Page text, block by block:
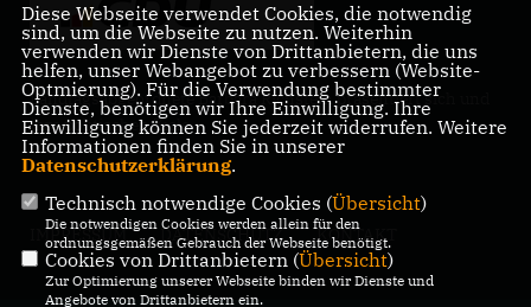
Landtagsabgeordnete Barbara Richstein präsentiert sich und
ihre politischen Ziele.
IMPRESSUM DATENSCHUTZ KONTAKT
Diese Webseite verwendet Cookies, die notwendig
sind, um die Webseite zu nutzen. Weiterhin
verwenden wir Dienste von Drittanbietern, die uns
helfen, unser Webangebot zu verbessern (Website-
Optmierung). Für die Verwendung bestimmter
Dienste, benötigen wir Ihre Einwilligung. Ihre
Einwilligung können Sie jederzeit widerrufen. Weitere
Informationen finden Sie in unserer
Datenschutzerklärung.
Technisch notwendige Cookies (Übersicht)
Die notwendigen Cookies werden allein für den
ordnungsgemäßen Gebrauch der Webseite benötigt.
Cookies von Drittanbietern (Übersicht)
Zur Optimierung unserer Webseite binden wir Dienste und
Angebote von Drittanbietern ein.